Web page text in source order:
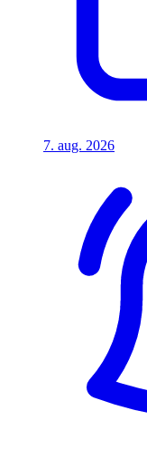
7. aug. 2026